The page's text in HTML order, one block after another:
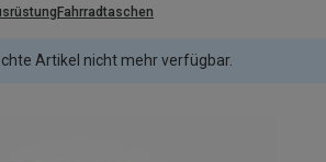
Fahrradtaschen
Artikel nicht mehr verfügbar.